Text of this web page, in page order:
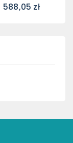
588,05 zł